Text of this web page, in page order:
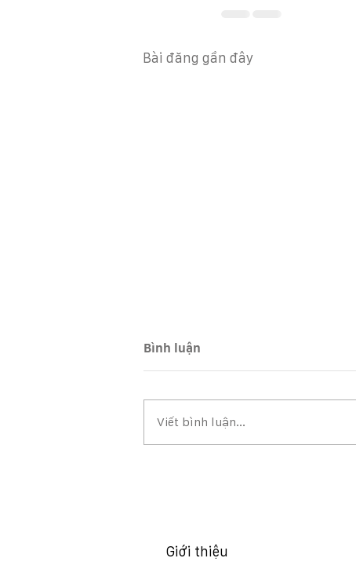
Bài đăng gần đây
Bình luận
Viết bình luận...
Giới thiệu